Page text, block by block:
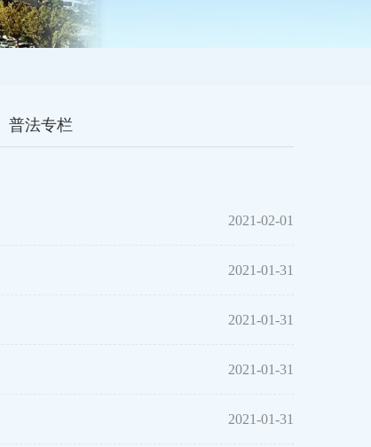
普法专栏
2021-02-01
2021-01-31
2021-01-31
2021-01-31
2021-01-31